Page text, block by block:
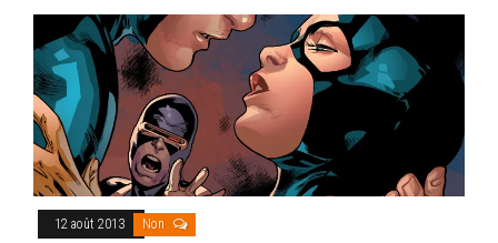
12 août 2013 Non